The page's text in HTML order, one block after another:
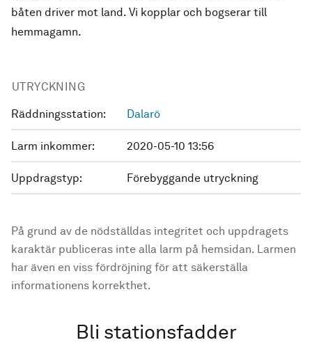
båten driver mot land. Vi kopplar och bogserar till
hemmagamn.
UTRYCKNING
Räddningsstation: Dalarö
Larm inkommer: 2020-05-10 13:56
Uppdragstyp: Förebyggande utryckning
På grund av de nödställdas integritet och uppdragets
karaktär publiceras inte alla larm på hemsidan. Larmen
har även en viss fördröjning för att säkerställa
informationens korrekthet.
Bli stationsfadder